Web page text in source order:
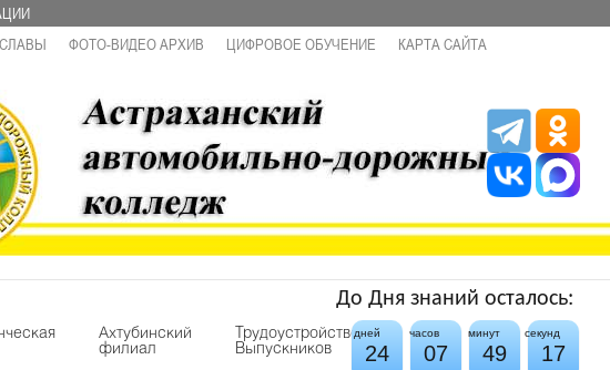
ФОТО-ВИДЕО АРХИВ ЦИФРОВОЕ ОБУЧЕНИЕ КАРТА САЙТА
Ахтубинский
филиал
Трудоустройство
Выпускников
До Дня знаний осталось:
дней часов минут секунд
24 07 49 16